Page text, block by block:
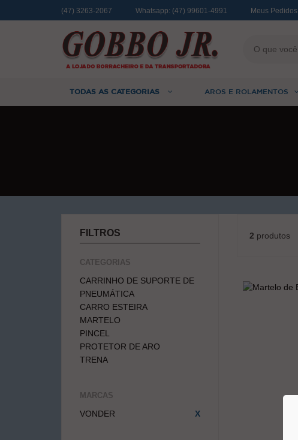
(47) 3263-2067 Whatsapp: (47) 99601-4991 Meus Pedidos
TODAS AS CATEGORIAS AROS E ROLAMENTOS
FILTROS
CATEGORIAS
CARRINHO DE SUPORTE DE
PNEUMÁTICA
CARRO ESTEIRA
MARTELO
PINCEL
PROTETOR DE ARO
TRENA
MARCAS
X
VONDER
2 produtos